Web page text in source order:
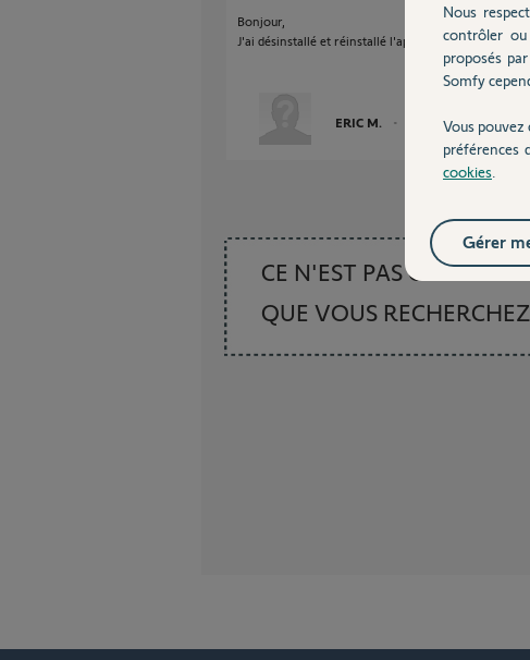
Bonjour,
J'ai désinstallé et réinstallé l'app sur le smartphone
ERIC M. il y a environ un an
CE N'EST PAS CE
QUE VOUS RECHERCHEZ
Nous
contrôler
proposés
Somfy
Vous
préférences
cookies
Gérer